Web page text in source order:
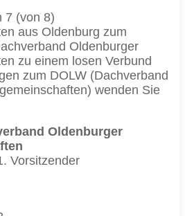
7 (von 8)
aus Oldenburg zum
Oldenburger
zu einem losen Verbund
zum DOLW (Dachverband
wenden Sie
Oldenburger
Vorsitzender